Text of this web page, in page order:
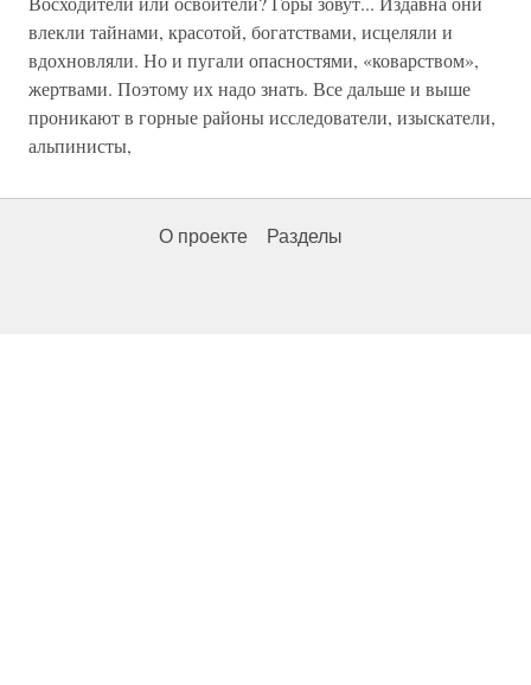
влекли тайнами, красотой, богатствами, исцеляли и
вдохновляли. Но и пугали опасностями, «коварством»,
жертвами. Поэтому их надо знать. Все дальше и выше
проникают в горные районы исследователи, изыскатели,
альпинисты,
О проекте Разделы